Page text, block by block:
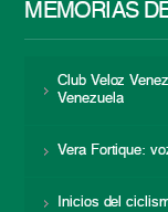
MEMORIAS
Club Veloz
Venezuela
Vera Fortique:
Inicios del